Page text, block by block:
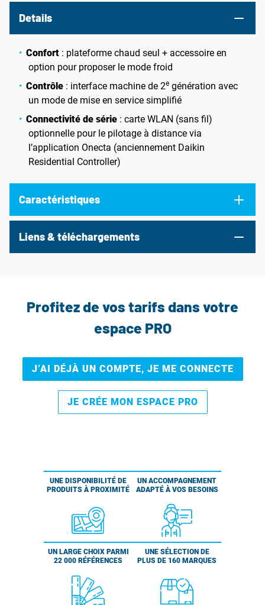
Details
Confort : plateforme chaud seul + accessoire en
option pour proposer le mode froid
Contrôle : interface machine de 2e génération avec
un mode de mise en service simplifié
Connectivité de série : carte WLAN (sans fil)
optionnelle pour le pilotage à distance via
l’application Onecta (anciennement Daikin
Residential Controller)
Caractéristiques
Liens & téléchargements
Profitez de vos tarifs dans votre
espace PRO
J’AI DÉJÀ UN COMPTE, JE ME CONNECTE
JE CRÉE MON ESPACE PRO
UNE DISPONIBILITÉ DE
PRODUITS À PROXIMITÉ
UN ACCOMPAGNEMENT
ADAPTÉ À VOS BESOINS
UN LARGE CHOIX PARMI
22 000 RÉFÉRENCES
UNE SÉLECTION DE
PLUS DE 160 MARQUES